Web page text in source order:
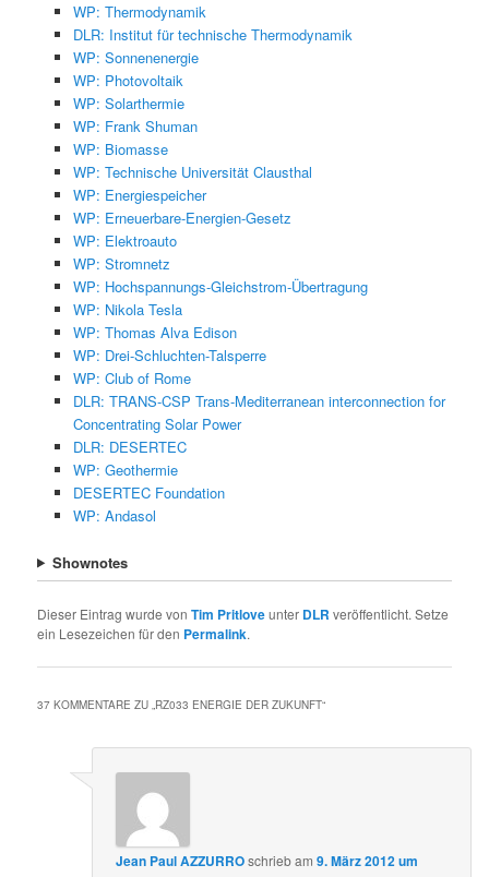
WP: Thermodynamik
DLR: Institut für technische Thermodynamik
WP: Sonnenenergie
WP: Photovoltaik
WP: Solarthermie
WP: Frank Shuman
WP: Biomasse
WP: Technische Universität Clausthal
WP: Energiespeicher
WP: Erneuerbare-Energien-Gesetz
WP: Elektroauto
WP: Stromnetz
WP: Hochspannungs-Gleichstrom-Übertragung
WP: Nikola Tesla
WP: Thomas Alva Edison
WP: Drei-Schluchten-Talsperre
WP: Club of Rome
DLR: TRANS-CSP Trans-Mediterranean interconnection for
Concentrating Solar Power
DLR: DESERTEC
WP: Geothermie
DESERTEC Foundation
WP: Andasol
Shownotes
Dieser Eintrag wurde vonTim Pritloveunter DLR veröffentlicht. Setze
ein Lesezeichen für den Permalink.
37 KOMMENTARE ZU „RZ033 ENERGIE DER ZUKUNFT“
Jean Paul AZZURROschriebam9. März 2012 um